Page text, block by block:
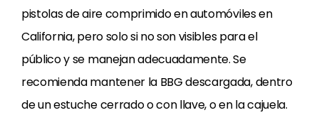
pistolas de aire comprimido en automóviles en
California, pero solo si no son visibles para el
público y se manejan adecuadamente. Se
recomienda mantener la BBG descargada, dentro
de un estuche cerrado o con llave, o en la cajuela.